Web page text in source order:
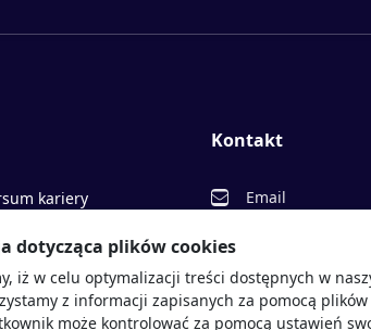
kariery
Kontakt
Email
Twitter
LinkedIn
dotycząca plików cookies
iż w celu optymalizacji treści dostępnych w
z informacji zapisanych za pomocą
może kontrolować za pomocą ustawień